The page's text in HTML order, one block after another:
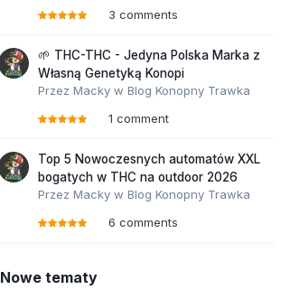
3 comments
🌱 THC-THC - Jedyna Polska Marka z
Własną Genetyką Konopi
Przez Macky w Blog Konopny Trawka
1 comment
Top 5 Nowoczesnych automatów XXL
bogatych w THC na outdoor 2026
Przez Macky w Blog Konopny Trawka
6 comments
Nowe tematy